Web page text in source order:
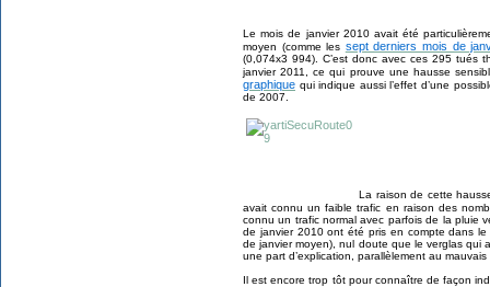
Le mois de janvier 2010 avait été
moyen (comme les sept derniers mois de
(0,074x3 994). C’est donc avec ces 295 tués
janvier 2011, ce qui prouve une hausse
graphique qui indique aussi l’effet d’une
de 2007.
La raison de cette
avait connu un faible trafic en raison des
connu un trafic normal avec parfois de la pluie
de janvier 2010 ont été pris en compte dans
de janvier moyen), nul doute que le verglas qui
une part d’explication, parallèlement au
Il est encore trop tôt pour connaître de façon